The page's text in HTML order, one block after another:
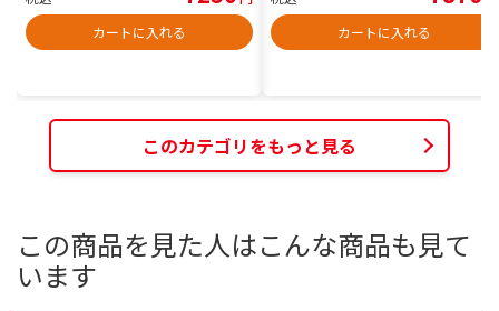
カートに入れる
カートに入れる
このカテゴリをもっと見る
この商品を見た人はこんな商品も見て
います